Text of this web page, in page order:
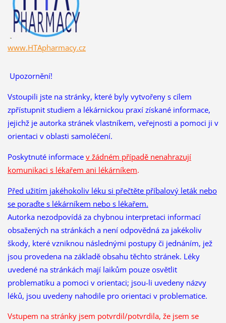
www.HTApharmacy.cz
Upozornění!
Vstoupili jste na stránky, které byly vytvořeny s cílem
zpřístupnit studiem a lékárnickou praxí získané informace,
jejichž je autorka stránek vlastníkem, veřejnosti a pomoci ji v
orientaci v oblasti samoléčení.
Poskytnuté informace v žádném případě nenahrazují
komunikaci s lékařem ani lékárníkem.
Před užitím jakéhokoliv léku si přečtěte příbalový leták nebo
se poraďte s lékárníkem nebo s lékařem.
Autorka nezodpovídá za chybnou interpretaci informací
obsažených na stránkách a není odpovědná za jakékoliv
škody, které vzniknou následnými postupy či jednáním, jež
jsou provedena na základě obsahu těchto stránek. Léky
uvedené na stránkách mají laikům pouze osvětlit
problematiku a pomoci v orientaci; jsou-li uvedeny názvy
léků, jsou uvedeny nahodile pro orientaci v problematice.
Vstupem na stránky jsem potvrdil/potvrdila, že jsem se